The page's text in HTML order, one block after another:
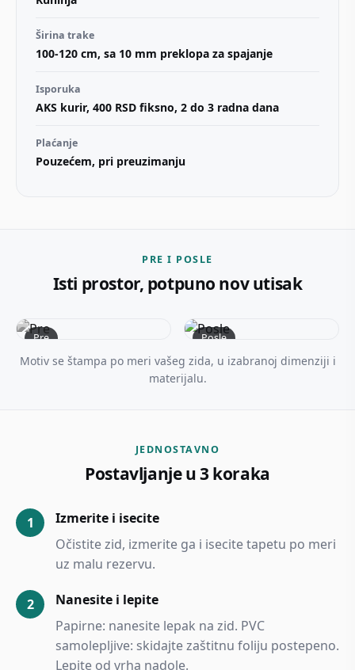
Širina trake
100-120 cm, sa 10 mm preklopa za spajanje
Isporuka
AKS kurir, 400 RSD fiksno, 2 do 3 radna dana
Plaćanje
Pouzećem, pri preuzimanju
PRE I POSLE
Isti prostor, potpuno nov utisak
Pre Posle
Motiv se štampa po meri vašeg zida, u izabranoj dimenziji i
materijalu.
JEDNOSTAVNO
Postavljanje u 3 koraka
Izmerite i isecite
Očistite zid, izmerite ga i isecite tapetu po meri
uz malu rezervu.
Nanesite i lepite
Papirne: nanesite lepak na zid. PVC
samolepljive: skidajte zaštitnu foliju postepeno.
Lepite od vrha nadole.